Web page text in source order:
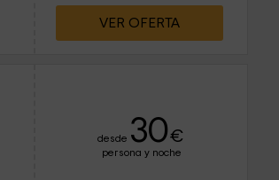
VER OFERTA
desde 30€
persona y noche